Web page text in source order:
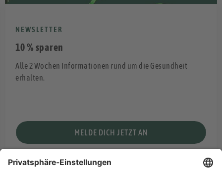
NEWSLETTER
10 % sparen
Alle 2 Wochen Informationen rund um die Gesundheit
erhalten.
MELDE DICH JETZT AN